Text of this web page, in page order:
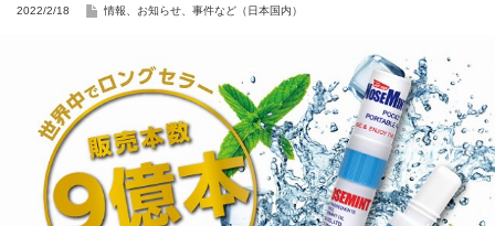
2022/2/18 情報、お知らせ、事件など（日本国内）